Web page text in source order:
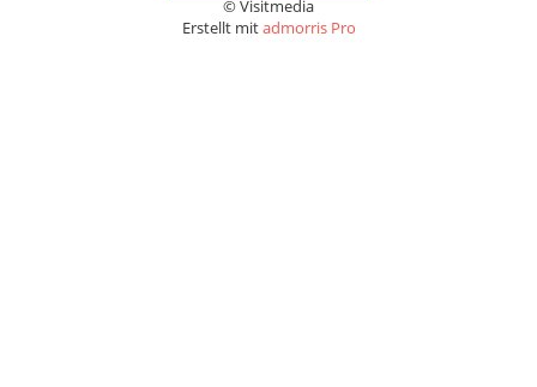
© Visitmedia
Erstellt mitadmorris Pro